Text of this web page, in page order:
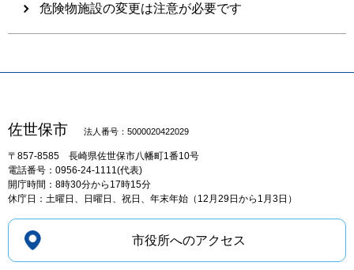
危険物施設の変更は注意が必要です
佐世保市 法人番号：5000020422029
〒857-8585 長崎県佐世保市八幡町1番10号
電話番号：0956-24-1111(代表)
開庁時間：8時30分から17時15分
休庁日：土曜日、日曜日、祝日、年末年始（12月29日から1月3日）
市役所へのアクセス